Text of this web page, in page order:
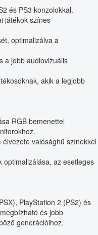
és PS3 konzolokkal.
játékok színes
optimalizálva a
a jobb audiovizuális
akik a legjobb
RGB bemenettel
valósághű színekkel
optimalizálása, az esetleges
PlayStation 2 (PS2) és
és jobb
generációihoz.